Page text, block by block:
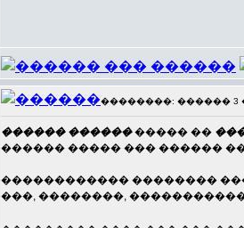
��������: ������ 3
������ ����������� ��
������ ����� ��� ������
������������ ��������
���, ��������,